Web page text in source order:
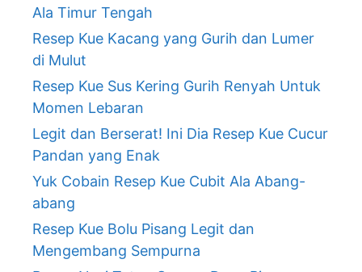
Ala Timur Tengah
Resep Kue Kacang yang Gurih dan Lumer
di Mulut
Resep Kue Sus Kering Gurih Renyah Untuk
Momen Lebaran
Legit dan Berserat! Ini Dia Resep Kue Cucur
Pandan yang Enak
Yuk Cobain Resep Kue Cubit Ala Abang-
abang
Resep Kue Bolu Pisang Legit dan
Mengembang Sempurna